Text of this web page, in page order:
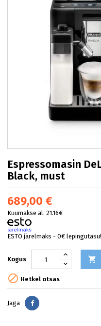
Espressomasin
Black, must
689,00 €
Kuumakse al. 21.16€
ESTO järelmaks - 0€ lepingutasu!
Kogus 
 Hetkel otsas
Jaga Jaga